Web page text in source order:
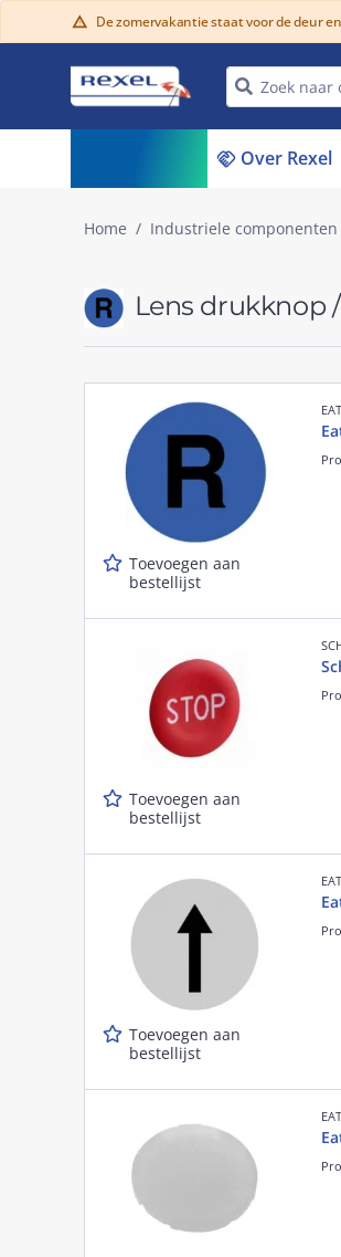
warning De zomervakantie staat voor de deur
handshake Over Rexel
Home Industriele componenten
Lens drukknop
Toevoegen aan
bestellijst
Toevoegen aan
bestellijst
Toevoegen aan
bestellijst